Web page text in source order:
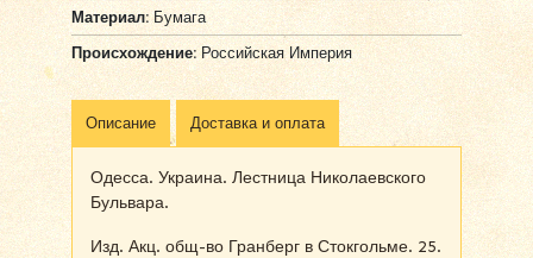
Материал:Бумага
Происхождение: Российская Империя
Описание Доставка и оплата
Одесса. Украина. Лестница Николаевского
Бульвара.
Изд. Акц. общ-во Гранберг в Стокгольме. 25.